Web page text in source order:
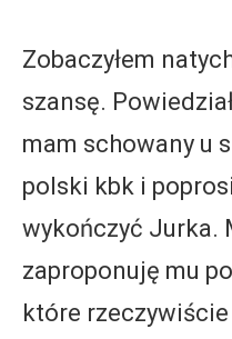
Zobaczyłem
szansę.
mam schowany u
polski kbk i
wykończyć Jurka.
zaproponuję mu
które